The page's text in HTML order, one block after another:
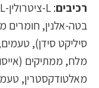
רכיבים
בטה-אלנין, חומרים
סיליקט סידן),